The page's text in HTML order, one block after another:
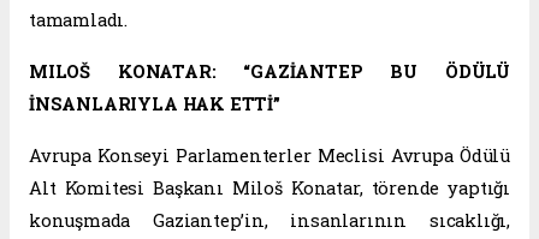
tamamladı.
MILOŠ KONATAR: “GAZİANTEP BU ÖDÜLÜ
İNSANLARIYLA HAK ETTİ”
Avrupa Konseyi Parlamenterler Meclisi Avrupa Ödülü
Alt Komitesi Başkanı Miloš Konatar, törende yaptığı
konuşmada Gaziantep’in, insanlarının sıcaklığı,